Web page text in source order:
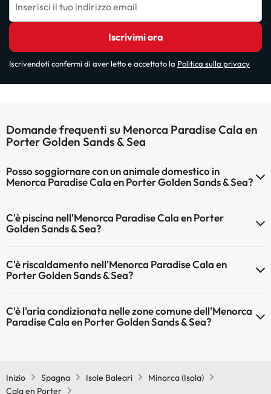
Inserisci il tuo indirizzo email
Iscrivimi ora
Iscrivendoti confermi di aver letto e accettato la Politica sulla privacy
Domande frequenti su Menorca Paradise Cala en
Porter Golden Sands & Sea
Posso soggiornare con un animale domestico in
Menorca Paradise Cala en Porter Golden Sands & Sea?
Golden Sands & Sea.
C'è piscina nell'Menorca Paradise Cala en Porter
Golden Sands & Sea?
Qui potete trovare maggiori informazioni sulla piscina e sulle altri
installazioni.
Piscina all'aperto (tutta la stagione)
C'è riscaldamento nell'Menorca Paradise Cala en
Porter Golden Sands & Sea?
riscaldamento nelle aree comuni
C'è l'aria condizionata nelle zone comune dell'Menorca
Paradise Cala en Porter Golden Sands & Sea?
Inizio
Spagna Isole Baleari
Minorca (Isola)
Cala en Porter